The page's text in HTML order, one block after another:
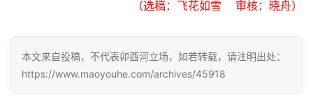
（选稿：飞花如雪    审核：晓舟）
本文来自投稿，不代表卯酉河立场，如若转载，请注明出处：
https://www.maoyouhe.com/archives/45918